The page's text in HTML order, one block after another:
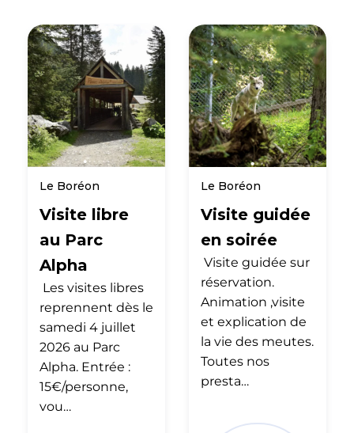
Le Boréon
Visite libre
au Parc
Alpha
Les visites libres
reprennent dès le
samedi 4 juillet
2026 au Parc
Alpha. Entrée :
15€/personne,
vou…
Le Boréon
Visite guidée
en soirée
Visite guidée sur
réservation.
Animation ,visite
et explication de
la vie des meutes.
Toutes nos
presta…